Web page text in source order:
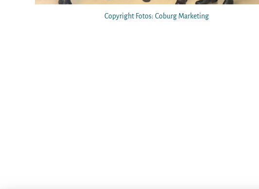
Copyright Fotos: Coburg Marketing